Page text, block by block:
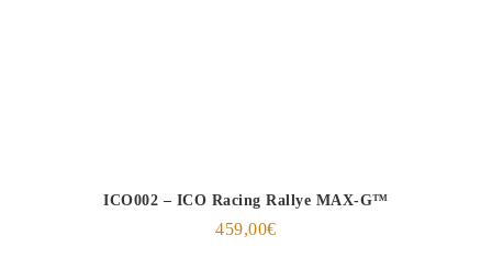
ICO002 – ICO Racing Rallye MAX-G™
459,00€